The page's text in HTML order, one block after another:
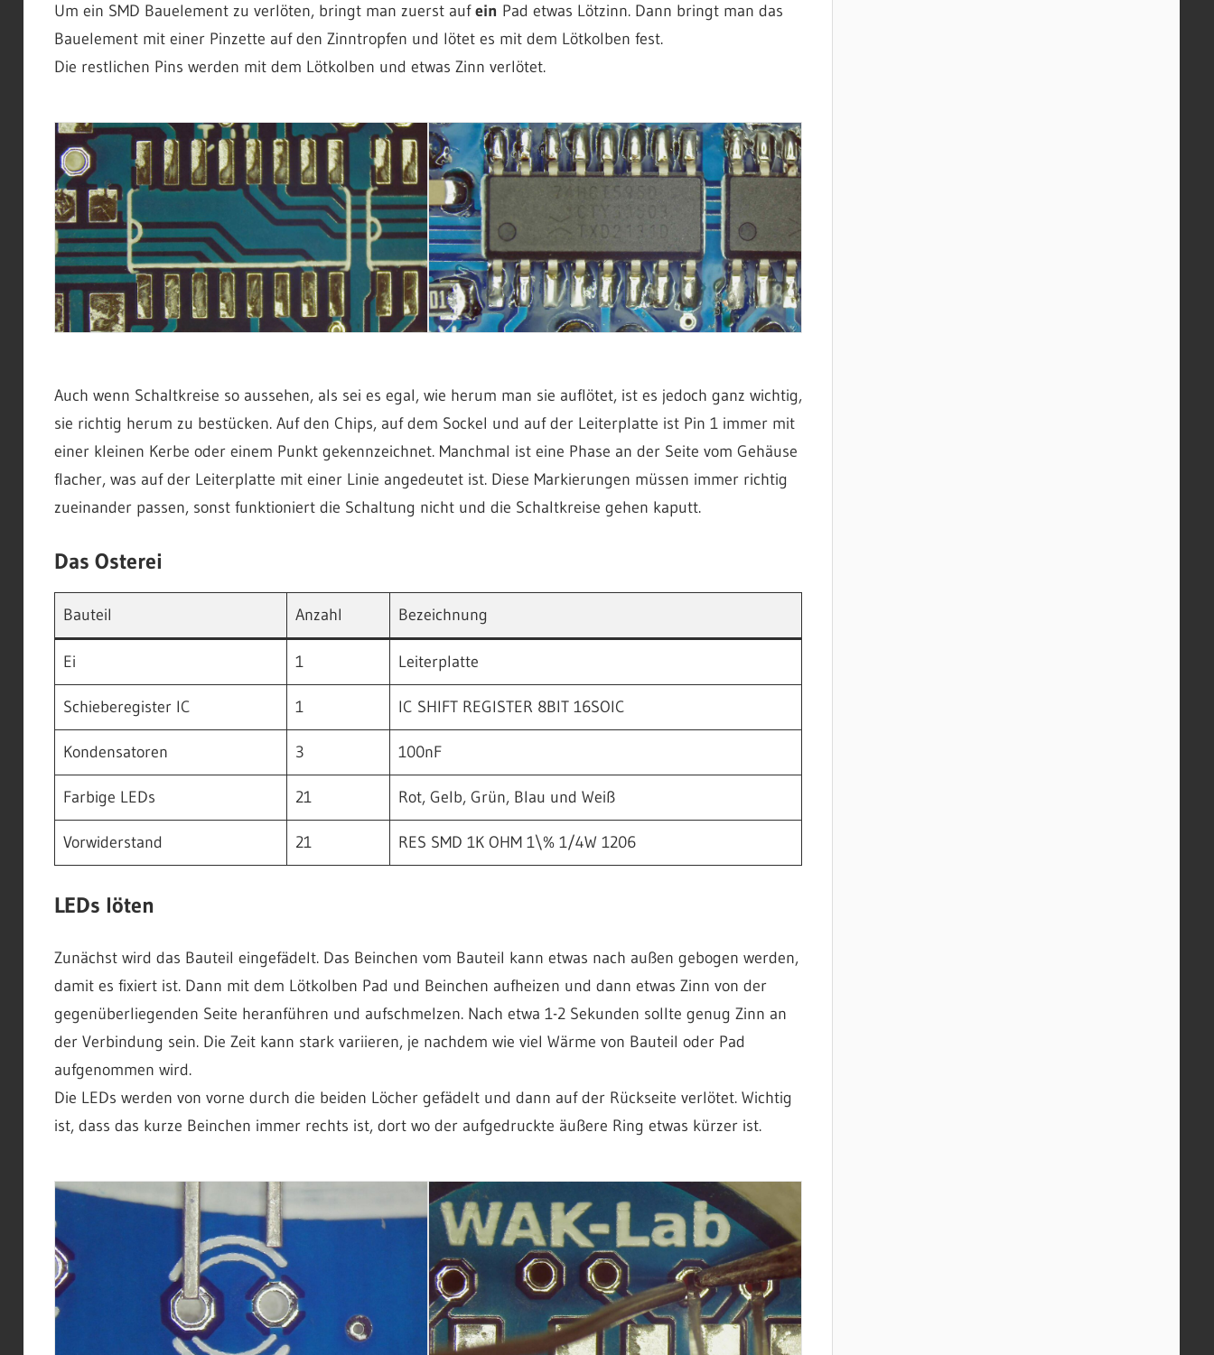
Um ein SMD Bauelement zu verlöten, bringt man zuerst aufein Pad etwas Lötzinn. Dann bringt man das
Bauelement mit einer Pinzette auf den Zinntropfen und lötet es mit dem Lötkolben fest.
Die restlichen Pins werden mit dem Lötkolben und etwas Zinn verlötet.
Auch wenn Schaltkreise so aussehen, als sei es egal, wie herum man sie auflötet, ist es jedoch ganz wichtig,
sie richtig herum zu bestücken. Auf den Chips, auf dem Sockel und auf der Leiterplatte ist Pin 1 immer mit
einer kleinen Kerbe oder einem Punkt gekennzeichnet. Manchmal ist eine Phase an der Seite vom Gehäuse
flacher, was auf der Leiterplatte mit einer Linie angedeutet ist. Diese Markierungen müssen immer richtig
zueinander passen, sonst funktioniert die Schaltung nicht und die Schaltkreise gehen kaputt.
Das Osterei
Bauteil Anzahl Bezeichnung
Ei 1 Leiterplatte
Schieberegister IC 1 IC SHIFT REGISTER 8BIT 16SOIC
Kondensatoren 3 100nF
Farbige LEDs 21 Rot, Gelb, Grün, Blau und Weiß
Vorwiderstand 21 RES SMD 1K OHM 1\% 1/4W 1206
LEDs löten
Zunächst wird das Bauteil eingefädelt. Das Beinchen vom Bauteil kann etwas nach außen gebogen werden,
damit es fixiert ist. Dann mit dem Lötkolben Pad und Beinchen aufheizen und dann etwas Zinn von der
gegenüberliegenden Seite heranführen und aufschmelzen. Nach etwa 1-2 Sekunden sollte genug Zinn an
der Verbindung sein. Die Zeit kann stark variieren, je nachdem wie viel Wärme von Bauteil oder Pad
aufgenommen wird.
Die LEDs werden von vorne durch die beiden Löcher gefädelt und dann auf der Rückseite verlötet. Wichtig
ist, dass das kurze Beinchen immer rechts ist, dort wo der aufgedruckte äußere Ring etwas kürzer ist.